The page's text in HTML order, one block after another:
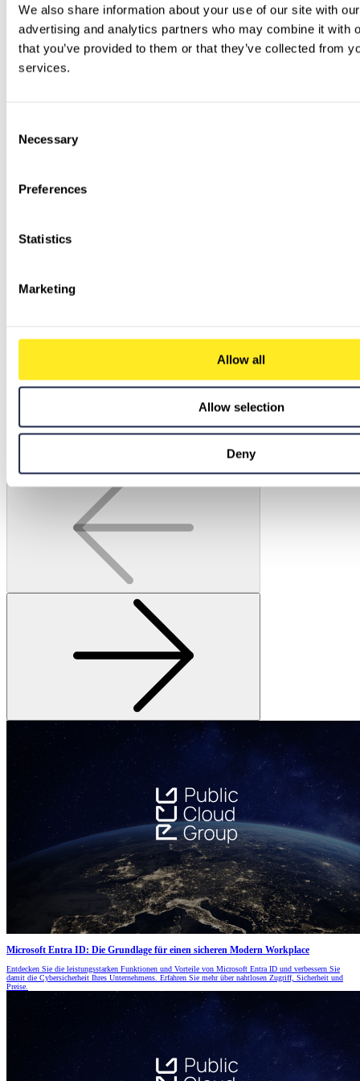
We also share information about your use of our site with
advertising and analytics partners who may combine it with
that you’ve provided to them or that they’ve collected from
services.
Selection
Necessary
Preferences
Statistics
Marketing
Allow all
Allow selection
Deny
Im vierten Beitrag unserer Serie widmen wir uns dem eigentlichen Übergang: Welche
Nächster Artikel
Eine moderne Infrastruktur ist die Grundlage für digitale Innovation.
Zu Microsoft Azure Cloud Strategie & Consulting
Wir arbeiten mit Ihnen zusammen, um eine Strategie zu entwickeln, die für Sie funktioniert.
Zu Microsoft Azure Cloud Strategie & Consulting
Microsoft Entra ID: Die Grundlage für einen sicheren Modern Workplace
Entdecken Sie die leistungsstarken Funktionen und Vorteile von Microsoft Entra ID und verbessern Sie
damit die Cybersicherheit Ihres Unternehmens. Erfahren Sie mehr über nahtlosen Zugriff, Sicherheit und
Preise.